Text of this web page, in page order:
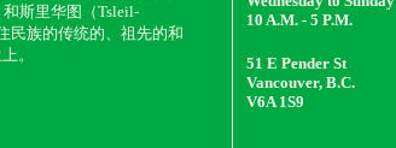
和斯里华图（Tsleil-
民族的传统的、祖先的和
。
10 A.M. - 5 P.M.
51 E Pender St
Vancouver, B.C.
V6A 1S9